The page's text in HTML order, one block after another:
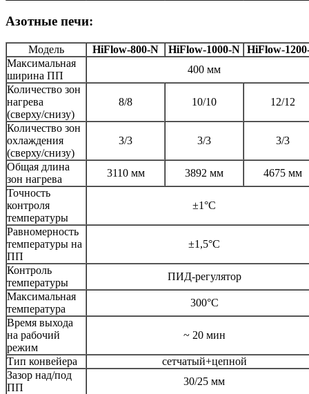
Азотные печи:
Модель HiFlow-800-N HiFlow-1000-N HiFlow-
Максимальная
ширина ПП
400 мм
Количество зон
нагрева
(сверху/снизу)
8/8 10/10 12/12
Количество зон
охлаждения
(сверху/снизу)
3/3 3/3 3/3
Общая длина
зон нагрева
3110 мм 3892 мм
4675 мм
Точность
контроля
температуры
±1°C
Равномерность
температуры на
ПП
±1,5°C
Контроль
температуры
ПИД-регулятор
Максимальная
температура
300°С
Время выхода
на рабочий
режим
~ 20 мин
Тип конвейера
сетчатый+цепной
Зазор над/под
ПП
30/25 мм